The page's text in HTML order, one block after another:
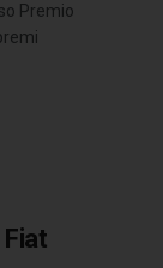
Premio